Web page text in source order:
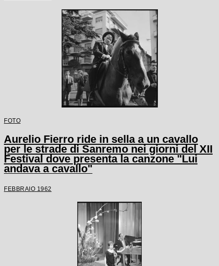
FOTO
Aurelio Fierro ride in sella a un cavallo
per le strade di Sanremo nei giorni del XII
Festival dove presenta la canzone "Lui
andava a cavallo"
FEBBRAIO 1962